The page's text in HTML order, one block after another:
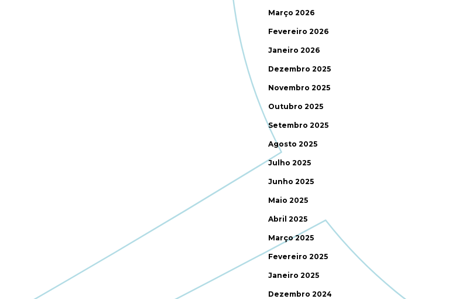
Março 2026
Fevereiro 2026
Janeiro 2026
Dezembro 2025
Novembro 2025
Outubro 2025
Setembro 2025
Agosto 2025
Julho 2025
Junho 2025
Maio 2025
Abril 2025
Março 2025
Fevereiro 2025
Janeiro 2025
Dezembro 2024